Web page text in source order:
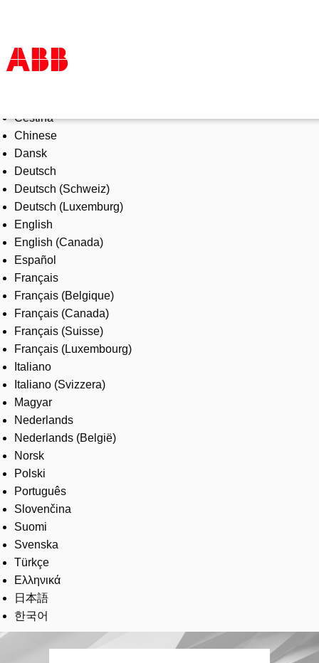
Products & Solutions
Industries
Services
About us
Where to buy
Contact us
Careers
Čeština
Chinese
Dansk
Deutsch
Deutsch (Schweiz)
Deutsch (Luxemburg)
English
English (Canada)
Español
Français
Français (Belgique)
Français (Canada)
Français (Suisse)
Français (Luxembourg)
Italiano
Italiano (Svizzera)
Magyar
Nederlands
Nederlands (België)
Norsk
Polski
Português
Slovenčina
Suomi
Svenska
Türkçe
Ελληνικά
日本語
한국어